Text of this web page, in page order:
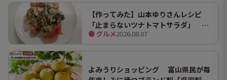
【作ってみた】山本ゆりさんレシピ
「止まらないツナトマトサラダ」 ホ
ンマにうますぎて止まらん
● グルメ2026.08.07
よみうりショッピング 富山県民が毎